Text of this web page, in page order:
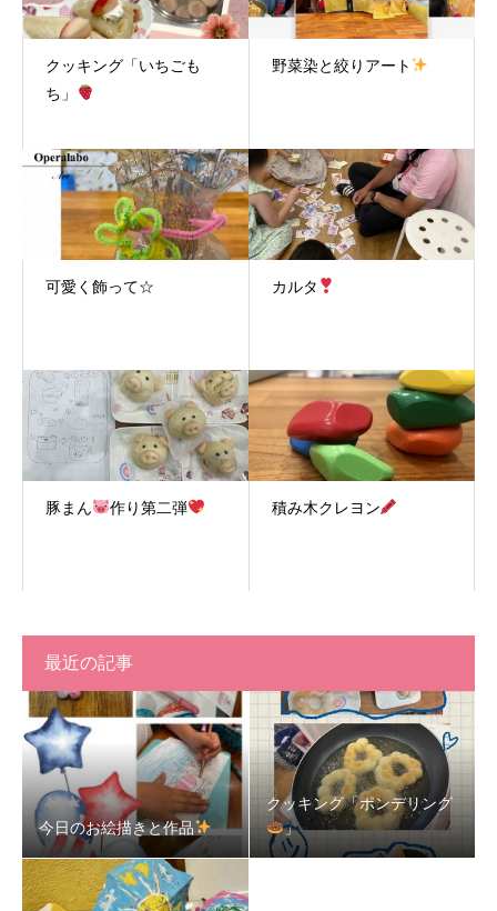
クッキング「いちごも
ち」
野菜染と絞りアート
可愛く飾って☆ カルタ
豚まん 作り第二弾 積み木クレヨン
最近の記事
今日のお絵描きと作品
クッキング「ポンデリング
」